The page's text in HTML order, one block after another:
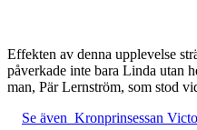
Effekten av denna upplevelse
påverkade inte bara Linda utan
man, Pär Lernström, som stod
Se även Kronprinsessan